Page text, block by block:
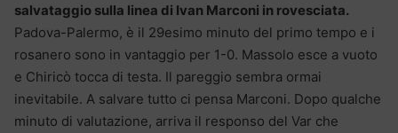
salvataggio sulla linea di Ivan Marconi in rovesciata.
Padova-Palermo, è il 29esimo minuto del primo tempo e i
rosanero sono in vantaggio per 1-0. Massolo esce a vuoto
e Chiricò tocca di testa. Il pareggio sembra ormai
inevitabile. A salvare tutto ci pensa Marconi. Dopo qualche
minuto di valutazione, arriva il responso del Var che